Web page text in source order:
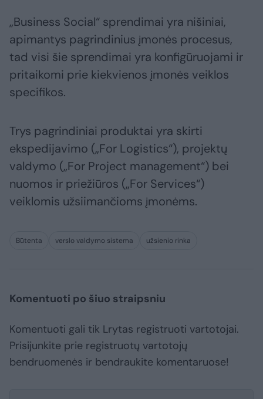
„Business Social“ sprendimai yra nišiniai,
apimantys pagrindinius įmonės procesus,
tad visi šie sprendimai yra konfigūruojami ir
pritaikomi prie kiekvienos įmonės veiklos
specifikos.
Trys pagrindiniai produktai yra skirti
ekspedijavimo („For Logistics“), projektų
valdymo („For Project management“) bei
nuomos ir priežiūros („For Services“)
veiklomis užsiimančioms įmonėms.
Būtenta verslo valdymo sistema užsienio rinka
Komentuoti po šiuo straipsniu
Komentuoti gali tik Lrytas registruoti vartotojai.
Prisijunkite prie registruotų vartotojų
bendruomenės ir bendraukite komentaruose!